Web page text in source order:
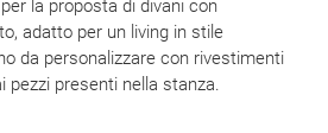
la proposta di divani con
adatto per un living in stile
da personalizzare con rivestimenti
pezzi presenti nella stanza.